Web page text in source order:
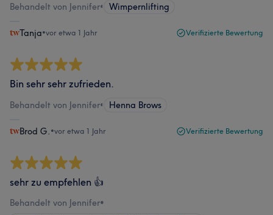
Behandelt von Jennifer• Wimpernlifting
Tanja•vor etwa 1 Jahr Verifizierte Bewertung
Bin sehr sehr zufrieden.
Behandelt von Jennifer• Henna Brows
Brod G. •vor etwa 1 Jahr Verifizierte Bewertung
sehr zu empfehlen 👍
Behandelt von Jennifer•